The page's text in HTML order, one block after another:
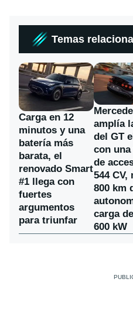
Temas
Carga en 12
minutos y una
batería más
barata, el
renovado Smart
#1 llega con
fuertes
argumentos
para triunfar
amplía
del GT
con
de
544 CV,
800 km
carga
600 kW